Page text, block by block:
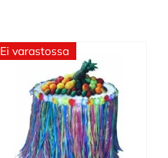
Ei varastossa